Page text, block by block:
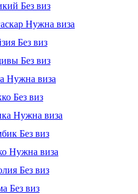
Без виз
Нужна виза
Без виз
Без виз
Нужна виза
Без виз
Нужна виза
Без виз
Нужна виза
Без виз
Без виз